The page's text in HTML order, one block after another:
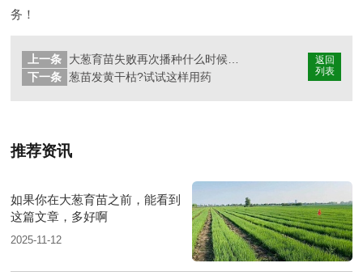
务！
返回
列表
上一条
下一条 葱苗发黄干枯?试试这样用药
推荐资讯
如果你在大葱育苗之前，能看到
这篇文章，多好啊
2025-11-12